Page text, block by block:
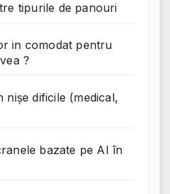
tipurile de panouri
in comodat pentru
?
nișe dificile (medical,
bazate pe AI în